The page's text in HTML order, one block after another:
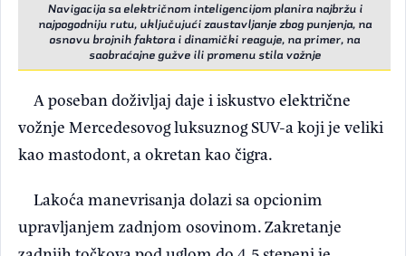
Navigacija sa električnom inteligencijom planira najbržu i
najpogodniju rutu, uključujući zaustavljanje zbog punjenja, na
osnovu brojnih faktora i dinamički reaguje, na primer, na
saobraćajne gužve ili promenu stila vožnje
A poseban doživljaj daje i iskustvo električne
vožnje Mercedesovog luksuznog SUV-a koji je veliki
kao mastodont, a okretan kao čigra.
Lakoća manevrisanja dolazi sa opcionim
upravljanjem zadnjom osovinom. Zakretanje